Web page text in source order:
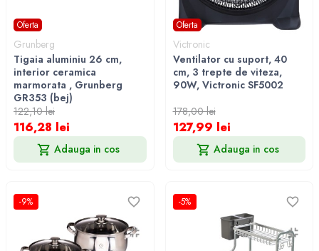
Oferta
Grunberg
Tigaia aluminiu 26 cm,
interior ceramica
marmorata , Grunberg
GR353 (bej)
122,10 lei
116,28 lei
Adauga in cos
Oferta
Victronic
Ventilator cu suport, 40
cm, 3 trepte de viteza,
90W, Victronic SF5002
178,00 lei
127,99 lei
Adauga in cos
-9% -5%